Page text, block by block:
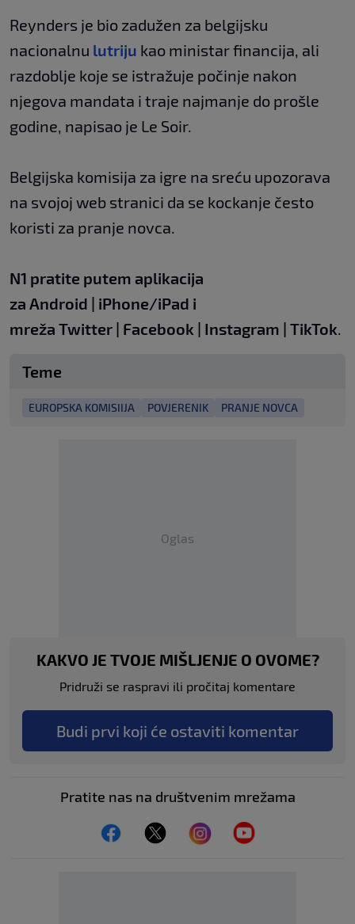
Reynders je bio zadužen za belgijsku
nacionalnu lutriju kao ministar financija, ali
razdoblje koje se istražuje počinje nakon
njegova mandata i traje najmanje do prošle
godine, napisao je Le Soir.
Belgijska komisija za igre na sreću upozorava
na svojoj web stranici da se kockanje često
koristi za pranje novca.
N1 pratite putem aplikacija
za Android | iPhone/iPad i
mreža Twitter | Facebook | Instagram | TikTok.
Teme
EUROPSKA KOMISIIJA POVJERENIK PRANJE NOVCA
Oglas
KAKVO JE TVOJE MIŠLJENJE O OVOME?
Pridruži se raspravi ili pročitaj komentare
Budi prvi koji će ostaviti komentar
Pratite nas na društvenim mrežama